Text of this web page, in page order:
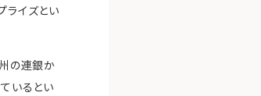
ライズとい
の連銀か
いるとい